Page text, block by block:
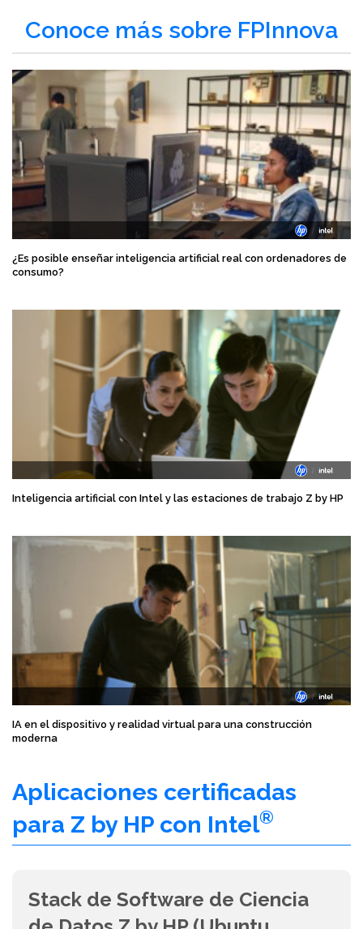
Conoce más sobre FPInnova
¿Es posible enseñar inteligencia artificial real con ordenadores de
consumo?
Inteligencia artificial con Intel y las estaciones de trabajo Z by HP
IA en el dispositivo y realidad virtual para una construcción
moderna
Aplicaciones certificadas
para Z by HP con Intel®
Stack de Software de Ciencia